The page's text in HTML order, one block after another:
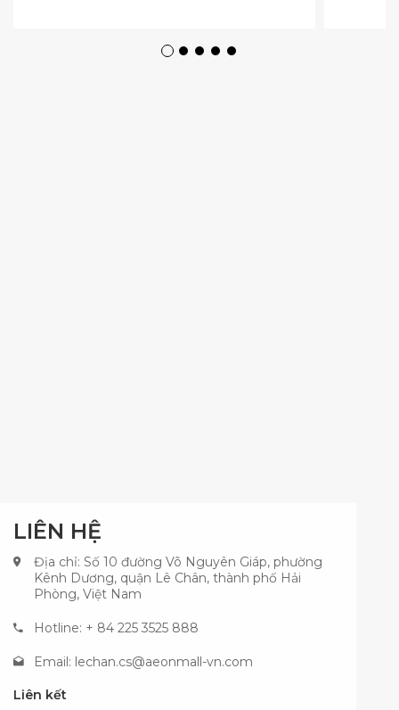
LIÊN HỆ
Địa chỉ: Số 10 đường Võ Nguyên Giáp, phường
Kênh Dương, quận Lê Chân, thành phố Hải
Phòng, Việt Nam
Hotline: + 84 225 3525 888
Email: lechan.cs@aeonmall-vn.com
Liên kết